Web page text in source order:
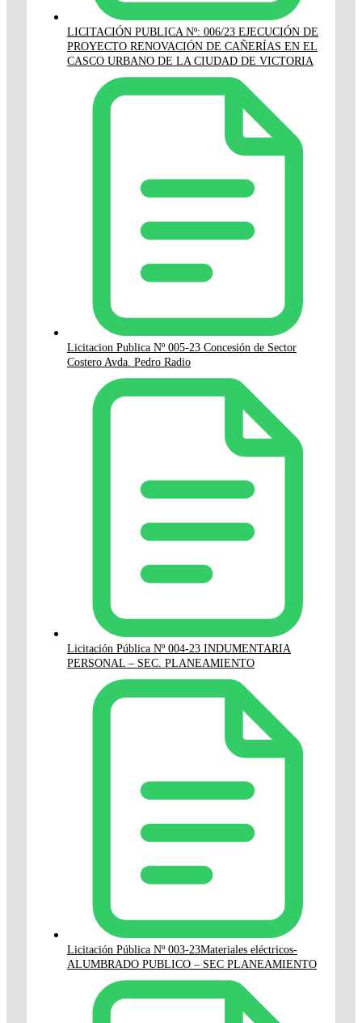
LICITACIÓN PUBLICA Nº: 006/23 EJECUCIÓN DE
PROYECTO RENOVACIÓN DE CAÑERÍAS EN EL
CASCO URBANO DE LA CIUDAD DE VICTORIA
Licitacion Publica Nº 005-23 Concesión de Sector
Costero Avda. Pedro Radio
Licitación Pública Nº 004-23 INDUMENTARIA
PERSONAL – SEC. PLANEAMIENTO
Licitación Pública Nº 003-23Materiales eléctricos-
ALUMBRADO PUBLICO – SEC PLANEAMIENTO